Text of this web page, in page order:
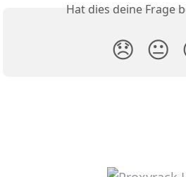
Hat dies deine Frage
😞 😐